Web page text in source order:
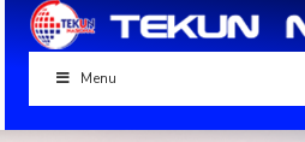
Menu